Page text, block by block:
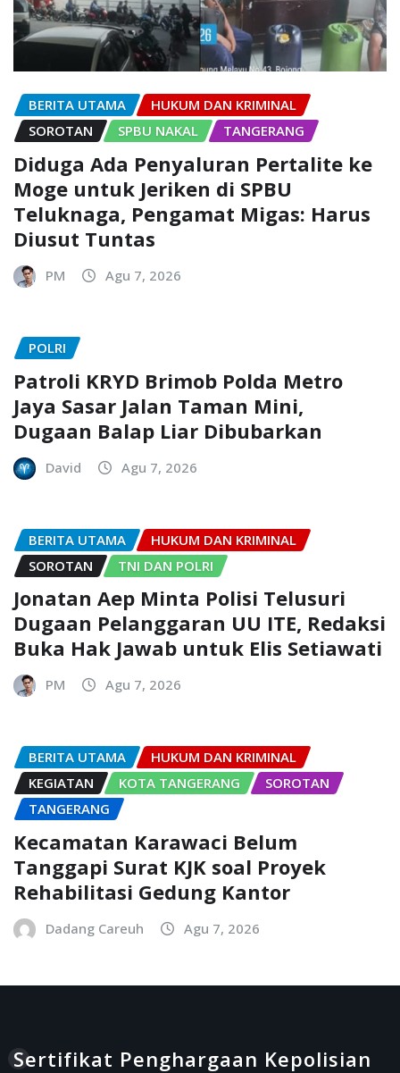
BERITA UTAMA
HUKUM DAN KRIMINAL
SOROTAN
SPBU NAKAL TANGERANG
Diduga Ada Penyaluran Pertalite ke
Moge untuk Jeriken di SPBU
Teluknaga, Pengamat Migas: Harus
Diusut Tuntas
PM Agu 7, 2026
POLRI
Patroli KRYD Brimob Polda Metro
Jaya Sasar Jalan Taman Mini,
Dugaan Balap Liar Dibubarkan
David Agu 7, 2026
BERITA UTAMA
HUKUM DAN KRIMINAL
SOROTAN
TNI DAN POLRI
Jonatan Aep Minta Polisi Telusuri
Dugaan Pelanggaran UU ITE, Redaksi
Buka Hak Jawab untuk Elis Setiawati
PM Agu 7, 2026
BERITA UTAMA
HUKUM DAN KRIMINAL
KEGIATAN
KOTA TANGERANG
SOROTAN
TANGERANG
Kecamatan Karawaci Belum
Tanggapi Surat KJK soal Proyek
Rehabilitasi Gedung Kantor
Dadang Careuh Agu 7, 2026
Sertifikat Penghargaan Kepolisian